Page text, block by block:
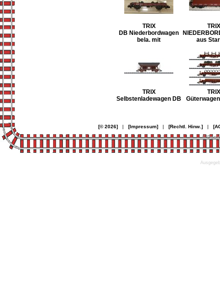
TRIX
DB Niederbordwagen
bela. mit
TRIX
aus
TRIX
Selbstenladewagen DB
TRIX
[© 2026]| [Impressum]| [Rechtl. Hinw.]|
©